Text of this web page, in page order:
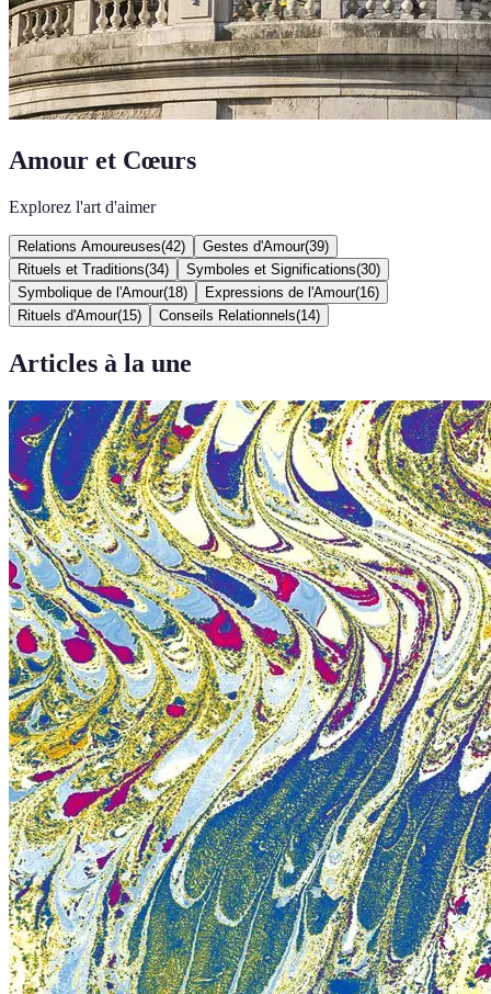
Amour et Cœurs
Explorez l'art d'aimer
Relations Amoureuses(42) Gestes d'Amour(39)
Rituels et Traditions(34) Symboles et Significations(30)
Symbolique de l'Amour(18) Expressions de l'Amour(16)
Rituels d'Amour(15) Conseils Relationnels(14)
Articles à la une